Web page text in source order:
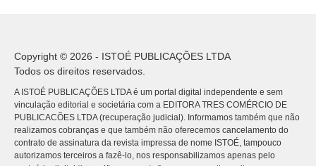
Copyright © 2026 - ISTOÉ PUBLICAÇÕES LTDA
Todos os direitos reservados.
A ISTOÉ PUBLICAÇÕES LTDA é um portal digital independente e sem
vinculação editorial e societária com a EDITORA TRES COMÉRCIO DE
PUBLICACÕES LTDA (recuperação judicial). Informamos também que não
realizamos cobranças e que também não oferecemos cancelamento do
contrato de assinatura da revista impressa de nome ISTOÉ, tampouco
autorizamos terceiros a fazê-lo, nos responsabilizamos apenas pelo